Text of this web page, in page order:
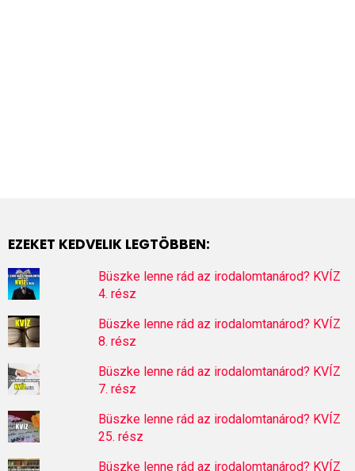
EZEKET KEDVELIK LEGTÖBBEN:
Büszke lenne rád az irodalomtanárod? KVÍZ
4. rész
Büszke lenne rád az irodalomtanárod? KVÍZ
8. rész
Büszke lenne rád az irodalomtanárod? KVÍZ
7. rész
Büszke lenne rád az irodalomtanárod? KVÍZ
25. rész
Büszke lenne rád az irodalomtanárod? KVÍZ